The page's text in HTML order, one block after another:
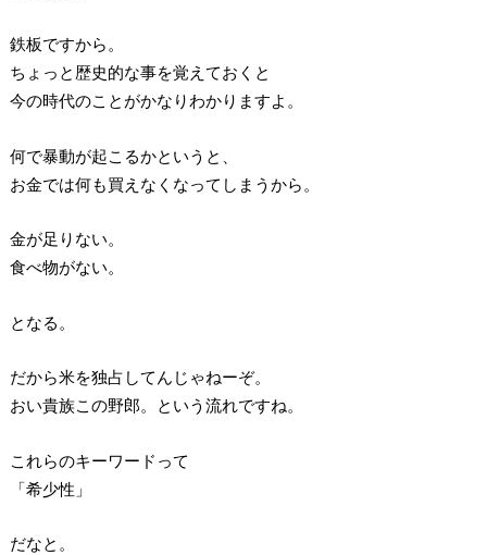
鉄板ですから。
ちょっと歴史的な事を覚えておくと
今の時代のことがかなりわかりますよ。
何で暴動が起こるかというと、
お金では何も買えなくなってしまうから。
金が足りない。
食べ物がない。
となる。
だから米を独占してんじゃねーぞ。
おい貴族この野郎。という流れですね。
これらのキーワードって
「希少性」
だなと。